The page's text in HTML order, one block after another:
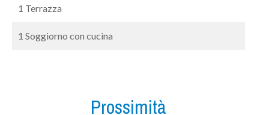
1 Terrazza
1 Soggiorno con cucina
Prossimità